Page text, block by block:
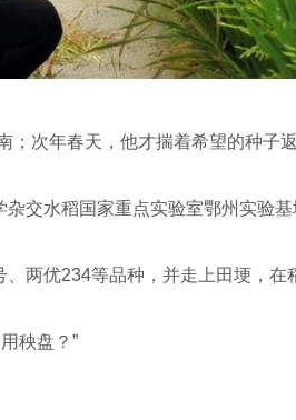
次年春天，他才揣着希望的种子返
交水稻国家重点实验室鄂州实验基
两优234等品种，并走上田埂，在
秧盘？”